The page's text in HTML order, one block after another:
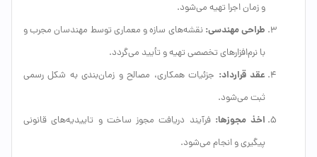
و زمان اجرا تهیه می‌شود.
طراحی مهندسی: نقشه‌های سازه و معماری توسط مهندسان مجرب و
با نرم‌افزارهای تخصصی تهیه و تأیید می‌گردد.
عقد قرارداد: جزئیات همکاری، مصالح و زمان‌بندی به شکل رسمی
ثبت می‌شود.
اخذ مجوزها: فرآیند دریافت مجوز ساخت و تاییدیه‌های قانونی
پیگیری و انجام می‌شود.